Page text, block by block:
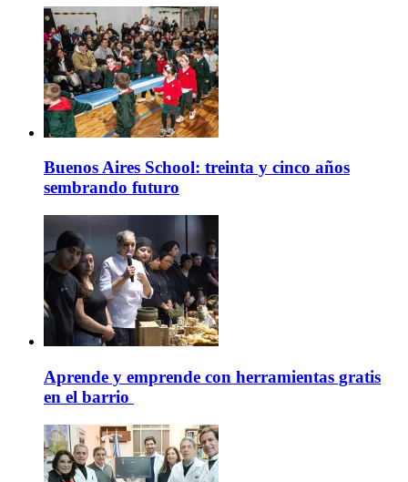
Buenos Aires School: treinta y cinco años
sembrando futuro
Aprende y emprende con herramientas gratis
en el barrio